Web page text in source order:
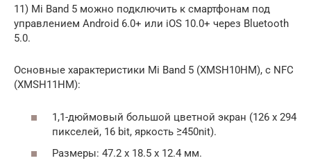
11) Mi Band 5 можно подключить к смартфонам под
управлением Android 6.0+ или iOS 10.0+ через Bluetooth
5.0.
Основные характеристики Mi Band 5 (XMSH10HM), с NFC
(XMSH11HM):
1,1-дюймовый большой цветной экран (126 x 294
пикселей, 16 bit, яркость ≥450nit).
Размеры: 47.2 x 18.5 x 12.4 мм.